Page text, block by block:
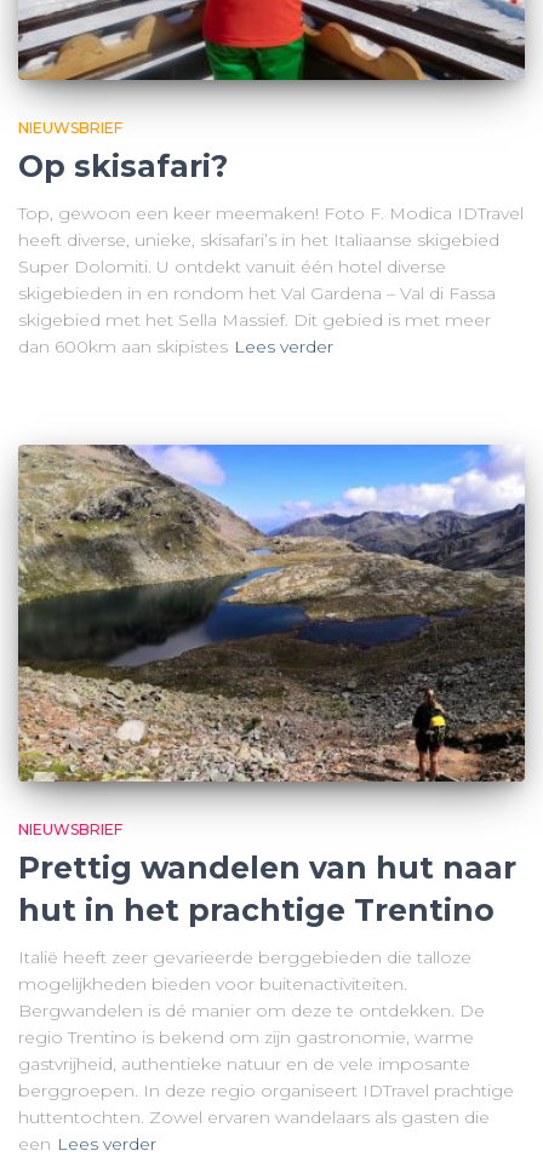
NIEUWSBRIEF
Op skisafari?
Top, gewoon een keer meemaken! Foto F. Modica IDTravel
heeft diverse, unieke, skisafari’s in het Italiaanse skigebied
Super Dolomiti. U ontdekt vanuit één hotel diverse
skigebieden in en rondom het Val Gardena – Val di Fassa
skigebied met het Sella Massief. Dit gebied is met meer
dan 600km aan skipistes Lees verder
NIEUWSBRIEF
Prettig wandelen van hut naar
hut in het prachtige Trentino
Italië heeft zeer gevarieerde berggebieden die talloze
mogelijkheden bieden voor buitenactiviteiten.
Bergwandelen is dé manier om deze te ontdekken. De
regio Trentino is bekend om zijn gastronomie, warme
gastvrijheid, authentieke natuur en de vele imposante
berggroepen. In deze regio organiseert IDTravel prachtige
huttentochten. Zowel ervaren wandelaars als gasten die
een Lees verder